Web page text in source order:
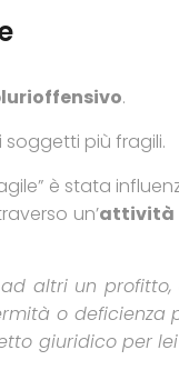
.
più fragili.
è stata
un’attività
altri un profitto,
o deficienza
giuridico per